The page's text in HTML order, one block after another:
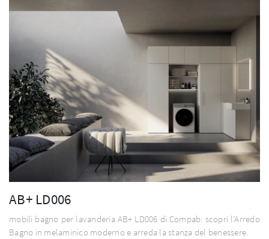
AB+ LD006
mobili bagno per lavanderia AB+ LD006 di Compab: scopri l'Arredo
Bagno in melaminico moderno e arreda la stanza del benessere.